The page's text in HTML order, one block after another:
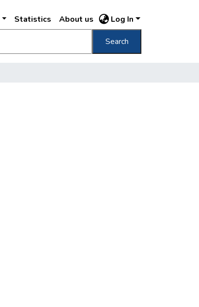
Statistics About us Log In
Search